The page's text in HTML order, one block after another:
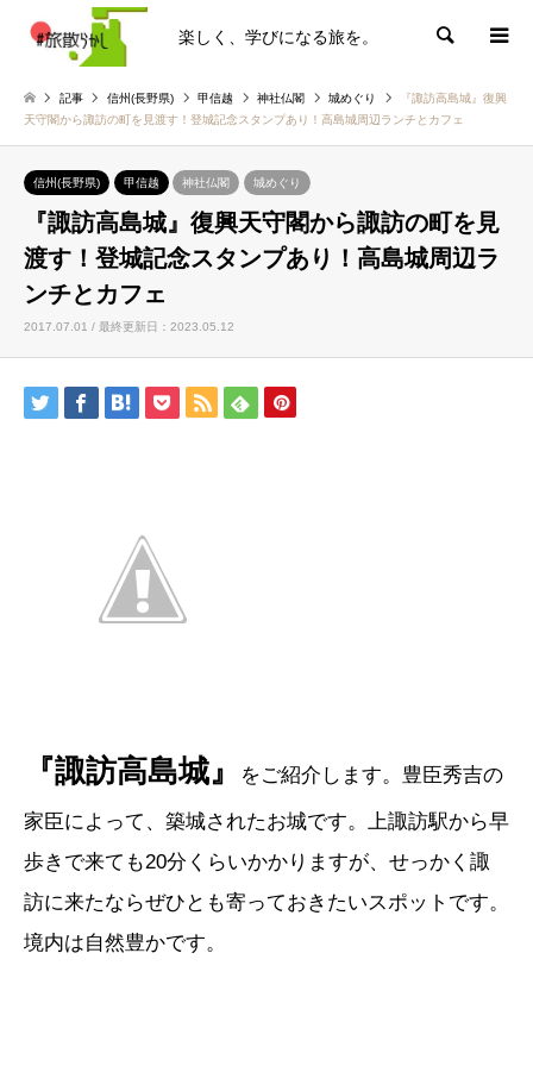
楽しく、学びになる旅を。 検索
記事 信州(長野県) 甲信越 神社仏閣 城めぐり
『諏訪高島城』復興
天守閣から諏訪の町を見渡す！登城記念スタンプあり！高島城周辺ランチとカフェ
信州(長野県) 甲信越 神社仏閣 城めぐり
『諏訪高島城』復興天守閣から諏訪の町を見
渡す！登城記念スタンプあり！高島城周辺ラ
ンチとカフェ
2017.07.01 / 最終更新日：2023.05.12
『諏訪高島城』 をご紹介します。豊臣秀吉の
家臣によって、築城されたお城です。上諏訪駅から早
歩きで来ても20分くらいかかりますが、せっかく諏
訪に来たならぜひとも寄っておきたいスポットです。
境内は自然豊かです。